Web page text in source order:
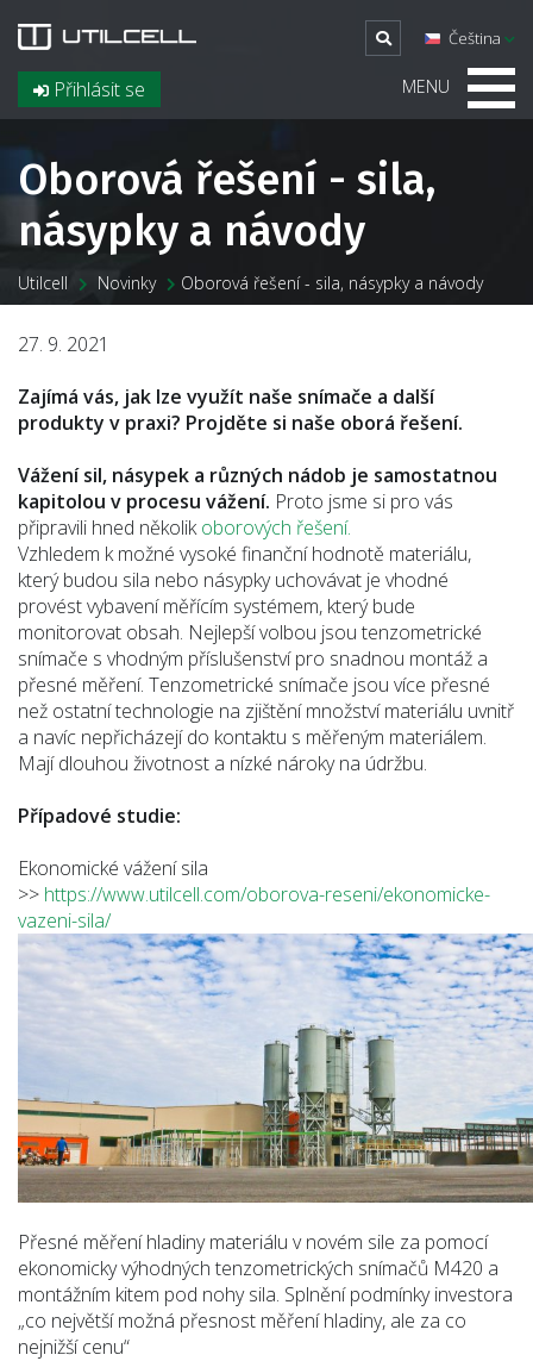
Přihlásit se
Čeština
MENU
Oborová řešení - sila,
násypky a návody
Utilcell Novinky Oborová řešení - sila, násypky a návody
27. 9. 2021
Zajímá vás, jak lze využít naše snímače a další
produkty v praxi? Projděte si naše oborá řešení.
Vážení sil, násypek a různých nádob je samostatnou
kapitolou v procesu vážení. Proto jsme si pro vás
připravili hned několikoborových řešení.
Vzhledem k možné vysoké finanční hodnotě materiálu,
který budou sila nebo násypky uchovávat je vhodné
provést vybavení měřícím systémem, který bude
monitorovat obsah. Nejlepší volbou jsou tenzometrické
snímače s vhodným příslušenství pro snadnou montáž a
přesné měření. Tenzometrické snímače jsou více přesné
než ostatní technologie na zjištění množství materiálu uvnitř
a navíc nepřicházejí do kontaktu s měřeným materiálem.
Mají dlouhou životnost a nízké nároky na údržbu.
Případové studie:
Ekonomické vážení sila
>> https://www.utilcell.com/oborova-reseni/ekonomicke-
vazeni-sila/
Přesné měření hladiny materiálu v novém sile za pomocí
ekonomicky výhodných tenzometrických snímačů M420 a
montážním kitem pod nohy sila. Splnění podmínky investora
„co největší možná přesnost měření hladiny, ale za co
nejnižší cenu“